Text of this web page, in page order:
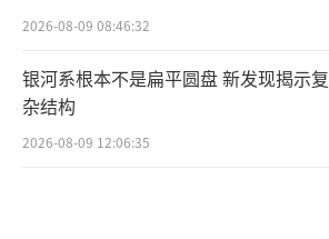
2026-08-09 08:46:32
银河系根本不是扁平圆盘 新发现揭示复
杂结构
2026-08-09 12:06:35